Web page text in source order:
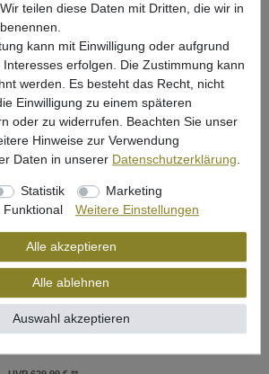
Black Cat Freestyle Pro Spin 270cm 50-
180g - Welsrute
UVP 129,99 €
102,75 € *
In den Warenkorb
Stand Basic
In den Warenkorb
Black Cat Special Boat Cave II
teilen diese Daten mit Dritten, die wir in
kann mit Einwilligung oder aufgrund
erfolgen. Die Zustimmung kann
werden. Es besteht das Recht, nicht
Einwilligung zu einem späteren
oder zu widerrufen. Beachten Sie unser
Hinweise zur Verwendung
Daten in unserer Daten­schutz­erklärung.
Statistik
Marketing
Funktional Weitere Einstellungen
Alle akzeptieren
Alle ablehnen
Auswahl akzeptieren